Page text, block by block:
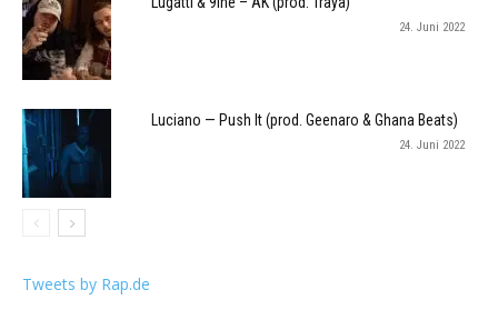
24. Juni 2022
Luciano — Push It (prod. Geenaro & Ghana Beats)
24. Juni 2022
Tweets by Rap.de